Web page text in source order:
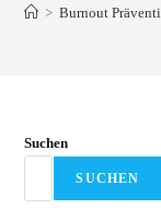
> Burnout
Suchen
SUCHEN